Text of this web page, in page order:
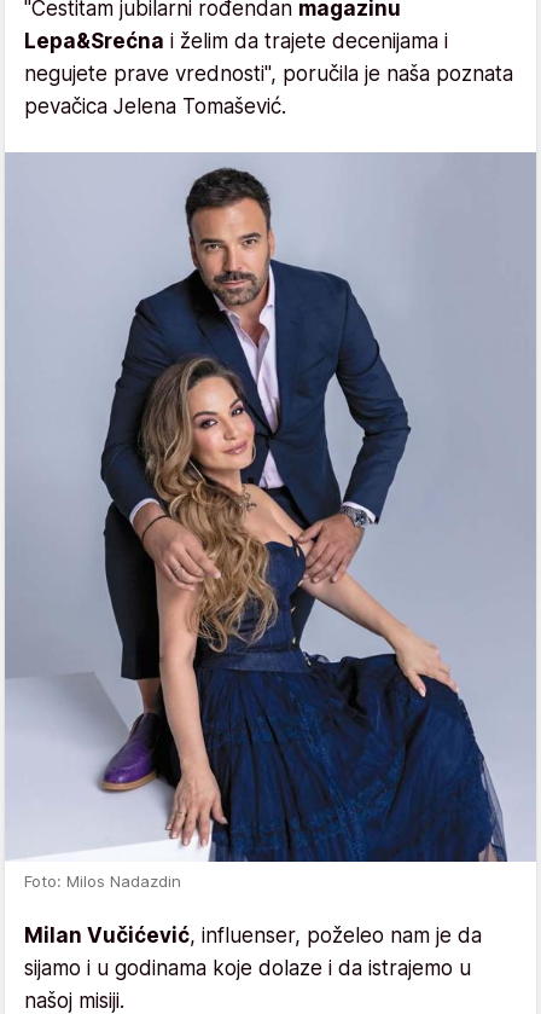
"Čestitam jubilarni rođendan magazinu
Lepa&Srećna i želim da trajete decenijama i
negujete prave vrednosti", poručila je naša poznata
pevačica Jelena Tomašević.
Foto: Milos Nadazdin
Milan Vučićević, influenser, poželeo nam je da
sijamo i u godinama koje dolaze i da istrajemo u
našoj misiji.